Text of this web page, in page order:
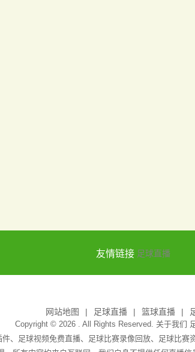
友情链接 足球直播
网站地图 足球直播 篮球直播
Copyright © 2026 . All Rights Reserved. 关于我们
、足球视频免费直播、足球比赛录像回放、足球比